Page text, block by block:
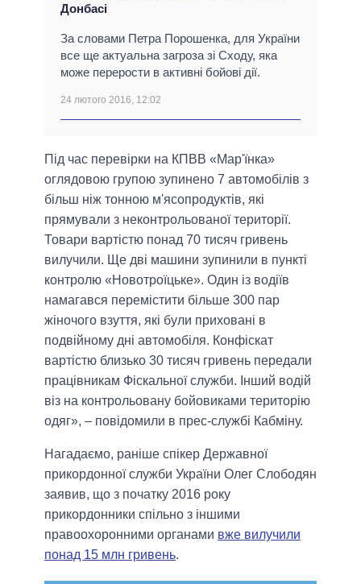
Донбасі
За словами Петра Порошенка, для України
все ще актуальна загроза зі Сходу, яка
може перерости в активні бойові дії.
24 лютого 2016, 12:02
Під час перевірки на КПВВ «Мар'їнка»
оглядовою групою зупинено 7 автомобілів з
більш ніж тонною м'ясопродуктів, які
прямували з неконтрольованої території.
Товари вартістю понад 70 тисяч гривень
вилучили. Ще дві машини зупинили в пункті
контролю «Новотроїцьке». Один із водіїв
намагався перемістити більше 300 пар
жіночого взуття, які були приховані в
подвійному дні автомобіля. Конфіскат
вартістю близько 30 тисяч гривень передали
працівникам Фіскальної служби. Інший водій
віз на контрольовану бойовиками територію
одяг», – повідомили в прес-службі Кабміну.
Нагадаємо, раніше спікер Державної
прикордонної служби України Олег Слободян
заявив, що з початку 2016 року
прикордонники спільно з іншими
правоохоронними органами вже вилучили
понад 15 млн гривень.